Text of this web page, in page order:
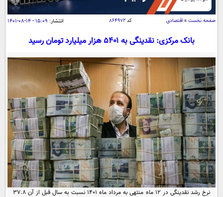
اقتصاد
اقتصادی
جامعه
سلامت
یک برش دانایی
محیط زیست
سفر و تفریح
بین الملل
سیاست خارجی
فرهنگ و هنر
علم و دانش
فناوری و It
علمی
اخبار کریپتو
قرآن
گوناگون
سرگرمی
باشگاه مغز
مجله تصویری سلاح
فیلم
اقتصاد
ورزش
عصر ایران 2
خواندنی ها و دیدنی ها
آموزش زبان
صفحه نخست » اقتصادی کد۸۶۴۹۷۲ انتشار: ۱۵:۰۹ - ۱۴-۰۸-۱۴۰۱
بانک مرکزی: نقدینگی به ۵۴۰۱ هزار میلیارد تومان رسید
نرخ رشد نقدینگی در ۱۲ ماه منتهی به مرداد ماه ۱۴۰۱ نسبت به سال قبل از آن ۳۷.۸